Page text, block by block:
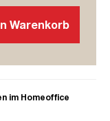
Warenkorb
im Homeoffice